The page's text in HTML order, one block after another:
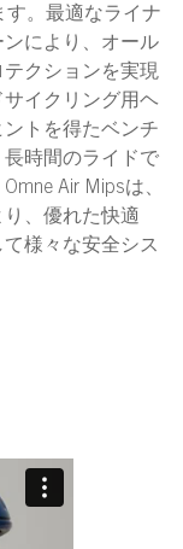
す。最適なライナ
により、オール
クションを実現
イクリング用ヘ
トを得たベンチ
時間のライドで
Air Mipsは、
、優れた快適
様々な安全シス